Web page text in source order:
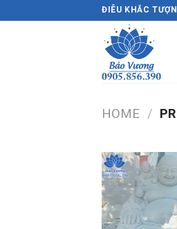
to
ĐIÊU KHẮC
HOME /